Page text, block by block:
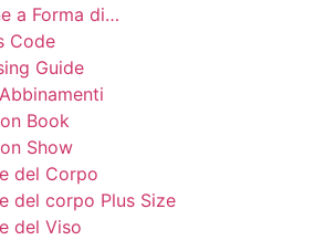
a Forma di…
Code
Guide
Book
Show
del Corpo
del corpo Plus Size
del Viso